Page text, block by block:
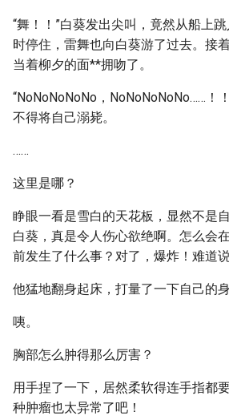
“舞！！”白葵发出尖叫，竟然从船上
时停住，雷舞也向白葵游了过去。接
当着柳夕的面**拥吻了。
“NoNoNoNoNo，NoNoNoNoNo……！
不得将自己溺毙。
……
这里是哪？
睁眼一看是雪白的天花板，显然不是
白葵，真是令人伤心欲绝啊。怎么会
前发生了什么事？对了，爆炸！难道
他猛地翻身起床，打量了一下自己的身
咦。
胸部怎么肿得那么厉害？
用手捏了一下，居然柔软得连手指都
种肿瘤也太异常了吧！